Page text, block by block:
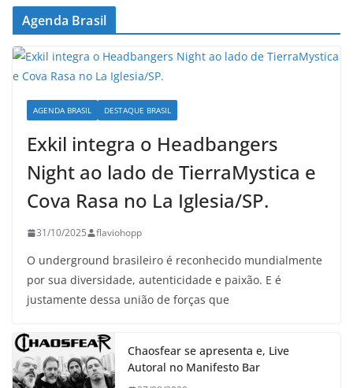
Agenda Brasil
AGENDA BRASIL DESTAQUE BRASIL
Exkil integra o Headbangers
Night ao lado de TierraMystica e
Cova Rasa no La Iglesia/SP.
31/10/2025 flaviohopp
O underground brasileiro é reconhecido mundialmente
por sua diversidade, autenticidade e paixão. E é
justamente dessa união de forças que
Chaosfear se apresenta e, Live
Autoral no Manifesto Bar